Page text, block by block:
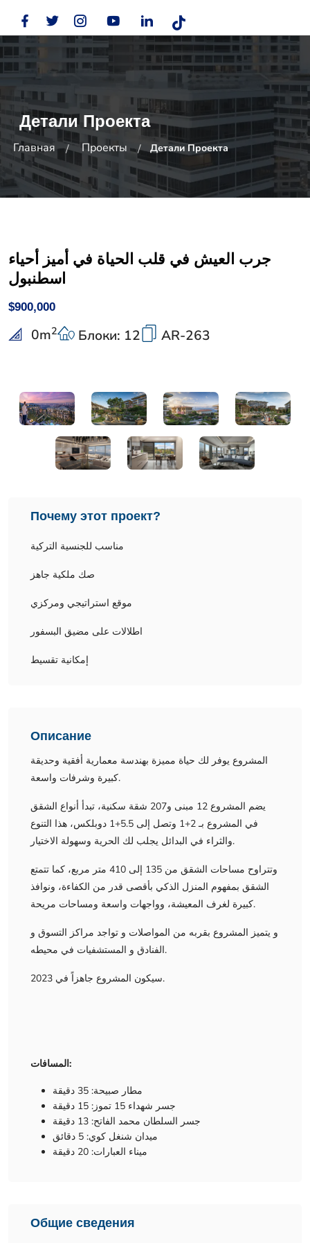
Детали Проекта
Главная Проекты Детали Проекта
جرب العيش في قلب الحياة في أميز أحياء
اسطنبول
$900,000
0m2 Блоки: 12 AR-263
Почему этот проект?
مناسب للجنسية التركية
صك ملكية جاهز
موقع استراتيجي ومركزي
اطلالات على مضيق البسفور
إمكانية تقسيط
Описание
المشروع يوفر لك حياة مميزة بهندسة معمارية أفقية وحديقة
كبيرة وشرفات واسعة.
يضم المشروع 12 مبنى و207 شقة سكنية، تبدأ أنواع الشقق
في المشروع بـ 2+1 وتصل إلى 5.5+1 دوبلكس، هذا التنوع
والثراء في البدائل يجلب لك الحرية وسهولة الاختيار.
وتتراوح مساحات الشقق من 135 إلى 410 متر مربع، كما تتمتع
الشقق بمفهوم المنزل الذكي بأقصى قدر من الكفاءة، ونوافذ
كبيرة لغرف المعيشة، وواجهات واسعة ومساحات مريحة.
و يتميز المشروع بقربه من المواصلات و تواجد مراكز التسوق و
الفنادق و المستشفيات في محيطه.
سيكون المشروع جاهزاً في 2023.
المسافات:
مطار صبيحة: 35 دقيقة
جسر شهداء 15 تموز: 15 دقيقة
جسر السلطان محمد الفاتح: 13 دقيقة
ميدان شنغل كوي: 5 دقائق
ميناء العبارات: 20 دقيقة
Общие сведения